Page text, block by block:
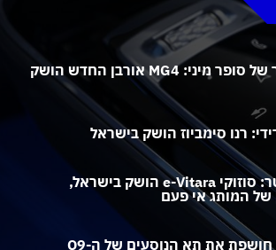
משפחתית במחיר של סופר מיני: MG4 אורבן החדש הושק
רנו סימביוז הושק בישראל
מרים את השאלטר: סוזוקי e-Vitara הושק בישראל,
המותג אי פעם
כנסו כנסו: אאודי חושפת את תא הנוסעים של ה-Q9